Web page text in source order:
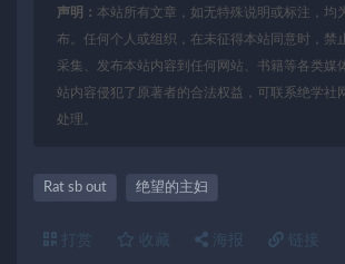
声明： 本站所有文章，如无特殊说明或标注，均
布。任何个人或组织，在未征得本站同意时，禁
采集、发布本站内容到任何网站、书籍等各类媒
站内容侵犯了原著者的合法权益，可联系绝学社
处理。
Rat sb out 绝望的主妇
打赏 收藏 海报 链接